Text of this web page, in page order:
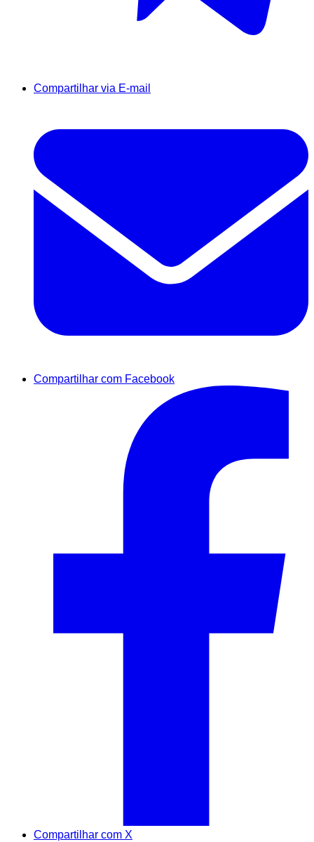
Compartilhar via E-mail
Compartilhar com Facebook
Compartilhar com X